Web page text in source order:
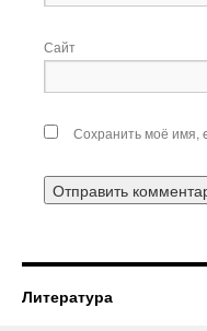
Сайт
Сохранить моё имя,
Литература